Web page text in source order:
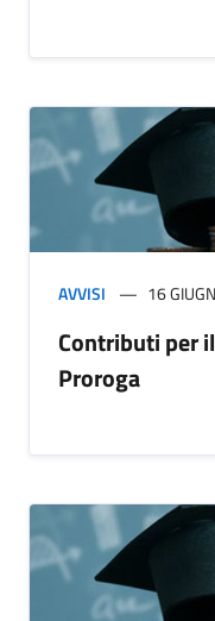
AVVISI 16
Contributi per
Proroga